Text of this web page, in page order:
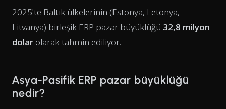
2025'te Baltık ülkelerinin (Estonya, Letonya,
Litvanya) birleşik ERP pazar büyüklüğü 32,8 milyon
dolar olarak tahmin ediliyor.
Asya-Pasifik ERP pazar büyüklüğü
nedir?